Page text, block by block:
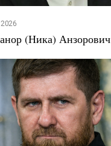
(Ника) Анзорович